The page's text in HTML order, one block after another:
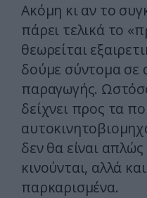
Ακόμη κι αν το
πάρει τελικά το
θεωρείται
δούμε σύντομα σε
παραγωγής.
δείχνει προς τα
δεν θα είναι
κινούνται, αλλά
παρκαρισμένα.